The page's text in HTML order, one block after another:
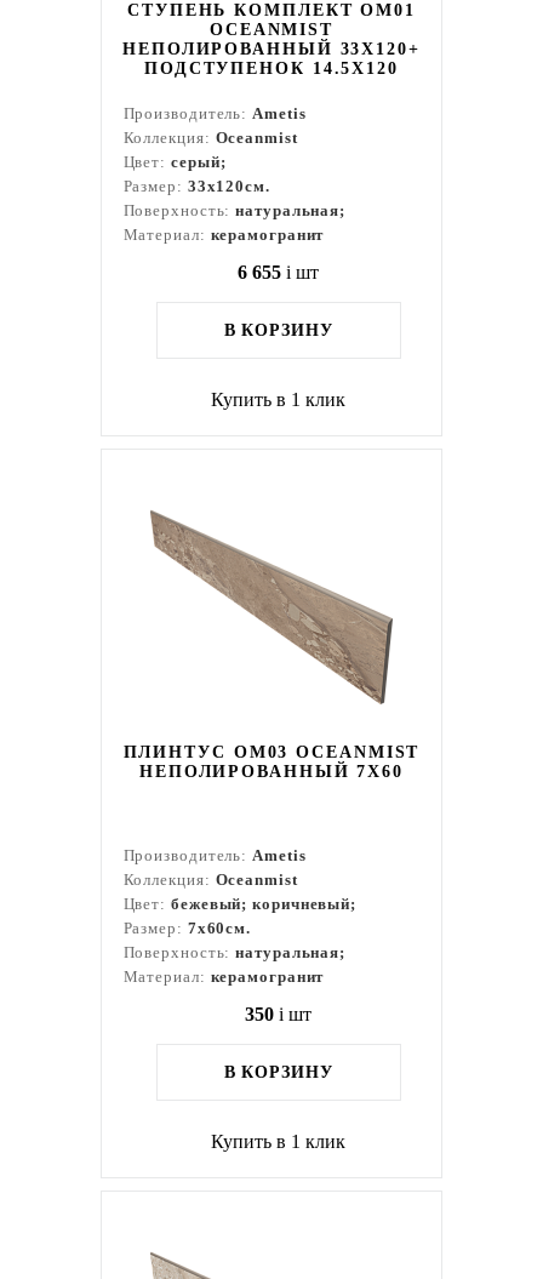
СТУПЕНЬ КОМПЛЕКТ OM01
OCEANMIST
НЕПОЛИРОВАННЫЙ 33X120+
ПОДСТУПЕНОК 14.5X120
Производитель:Ametis
Коллекция: Oceanmist
Цвет: серый;
Размер: 33x120см.
Поверхность:натуральная;
Материал: керамогранит
6 655 i шт
В КОРЗИНУ
Купить в 1 клик
ПЛИНТУС OM03 OCEANMIST
НЕПОЛИРОВАННЫЙ 7X60
Производитель:Ametis
Коллекция: Oceanmist
Цвет: бежевый; коричневый;
Размер: 7x60см.
Поверхность:натуральная;
Материал: керамогранит
350 i шт
В КОРЗИНУ
Купить в 1 клик